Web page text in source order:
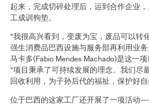
起来，完成切碎处理后，运到合作企业
工成训狗垫。
“我很高兴看到，变废为宝，废品可以转
强生消费品巴西设施与服务部再利用业务
马卡多(Fabio Mendes Machado)是这一
“项目秉承了可持续发展的理念。我们尽
回收利用，为子孙后代的福祉，保护好
位于巴西的这家工厂还开展了一项活动